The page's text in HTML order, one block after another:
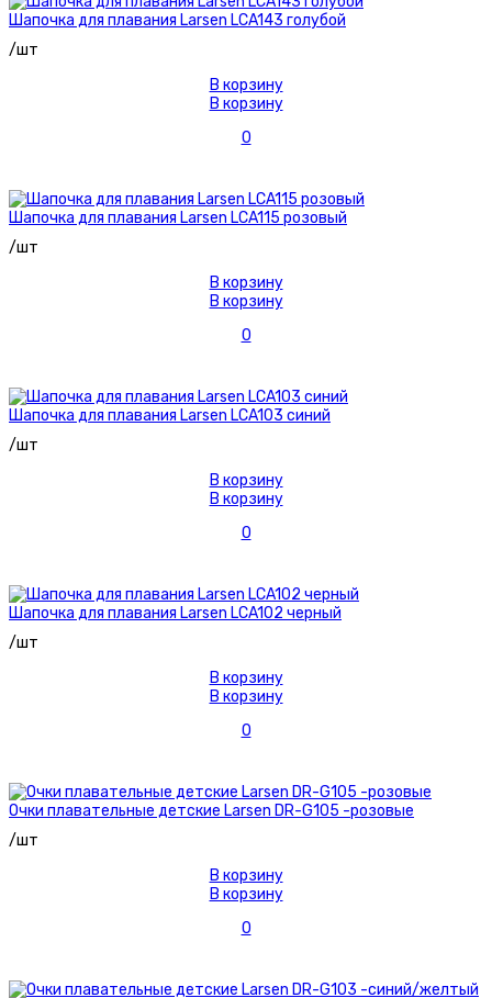
Шапочка для плавания Larsen LCA143 голубой
/шт
В корзину
В корзину
0
Шапочка для плавания Larsen LCA115 розовый
/шт
В корзину
В корзину
0
Шапочка для плавания Larsen LCA103 синий
/шт
В корзину
В корзину
0
Шапочка для плавания Larsen LCA102 черный
/шт
В корзину
В корзину
0
Очки плавательные детские Larsen DR-G105 -розовые
/шт
В корзину
В корзину
0